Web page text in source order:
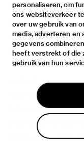
personaliseren, om
ons websiteverkeer
over uw gebruik van
media, adverteren en
gegevens
heeft verstrekt of die
gebruik van hun
over
het museum
de collectie
fondsen & partners
huisregels
privacy & cookies
disclaimer & colofon